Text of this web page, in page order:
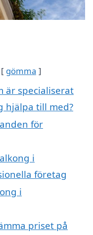
gömma
är specialiserat
hjälpa till med?
för
i
företag
i
priset på